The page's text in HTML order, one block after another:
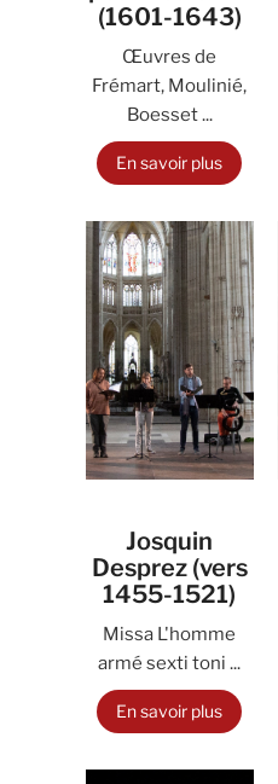
(1601-1643)
Œuvres de
Frémart, Moulinié,
Boesset ...
En savoir plus
Josquin
Desprez (vers
1455-1521)
Missa L'homme
armé sexti toni ...
En savoir plus